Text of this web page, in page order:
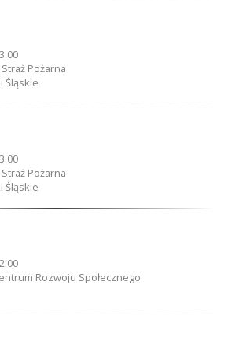
Pożarna
Śląskie
Pożarna
Śląskie
Rozwoju Społecznego